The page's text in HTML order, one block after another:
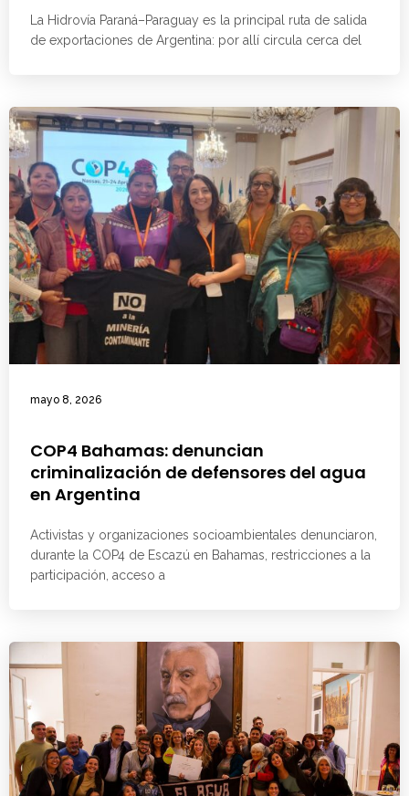
La Hidrovía Paraná–Paraguay es la principal ruta de salida
de exportaciones de Argentina: por allí circula cerca del
mayo 8, 2026
COP4 Bahamas: denuncian
criminalización de defensores del agua
en Argentina
Activistas y organizaciones socioambientales denunciaron,
durante la COP4 de Escazú en Bahamas, restricciones a la
participación, acceso a